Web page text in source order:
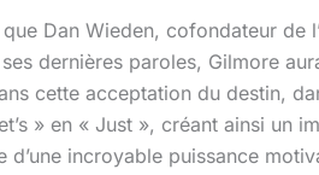
Dan Wieden, cofondateur de
dernières paroles, Gilmore
cette acceptation du destin,
» en « Just », créant ainsi un
incroyable puissance